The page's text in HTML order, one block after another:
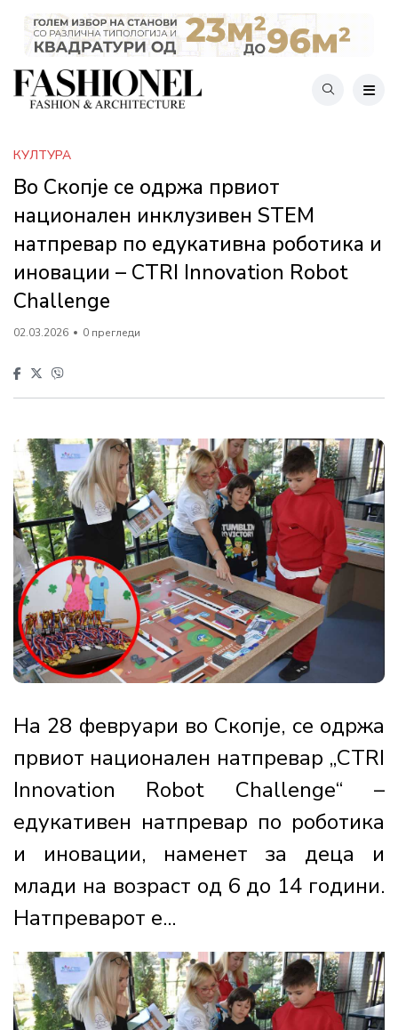
КУЛТУРА
Во Скопје се одржа првиот
национален инклузивен STEM
натпревар по едукативна роботика и
иновации – CTRI Innovation Robot
Challenge
02.03.2026 0 прегледи
На 28 февруари во Скопје, се одржа
првиот национален натпревар „CTRI
Innovation Robot Challenge“ –
едукативен натпревар по роботика
и иновации, наменет за деца и
млади на возраст од 6 до 14 години.
Натпреварот е...